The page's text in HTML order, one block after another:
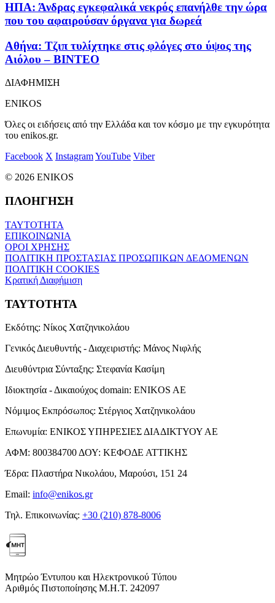
ΗΠΑ: Άνδρας εγκεφαλικά νεκρός επανήλθε την ώρα
που του αφαιρούσαν όργανα για δωρεά
Αθήνα: Τζιπ τυλίχτηκε στις φλόγες στο ύψος της
Αιόλου – ΒΙΝΤΕΟ
ΔΙΑΦΗΜΙΣΗ
ENIKOS
Όλες οι ειδήσεις από την Ελλάδα και τον κόσμο με την εγκυρότητα
του enikos.gr.
Facebook X InstagramYouTube Viber
© 2026 ENIKOS
ΠΛΟΗΓΗΣΗ
ΤΑΥΤΟΤΗΤΑ
ΕΠΙΚΟΙΝΩΝΙΑ
ΟΡΟΙ ΧΡΗΣΗΣ
ΠΟΛΙΤΙΚΗ ΠΡΟΣΤΑΣΙΑΣ ΠΡΟΣΩΠΙΚΩΝ ΔΕΔΟΜΕΝΩΝ
ΠΟΛΙΤΙΚΗ COOKIES
Κρατική Διαφήμιση
ΤΑΥΤΟΤΗΤΑ
Εκδότης: Νίκος Χατζηνικολάου
Γενικός Διευθυντής - Διαχειριστής: Μάνος Νιφλής
Διευθύντρια Σύνταξης: Στεφανία Κασίμη
Ιδιοκτησία - Δικαιούχος domain: ENIKOS AE
Νόμιμος Εκπρόσωπος: Στέργιος Χατζηνικολάου
Επωνυμία: ΕΝΙΚΟΣ ΥΠΗΡΕΣΙΕΣ ΔΙΑΔΙΚΤΥΟΥ ΑΕ
ΑΦΜ: 800384700 ΔΟΥ: ΚΕΦΟΔΕ ΑΤΤΙΚΗΣ
Έδρα: Πλαστήρα Νικολάου, Μαρούσι, 151 24
Email: info@enikos.gr
Τηλ. Επικοινωνίας: +30 (210) 878-8006
Μητρώο Έντυπου και Ηλεκτρονικού Τύπου
Αριθμός Πιστοποίησης Μ.Η.Τ. 242097